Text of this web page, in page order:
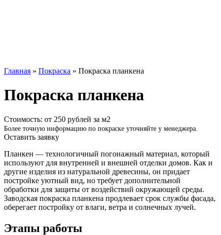
Главная » Покраска » Покраска планкена
Покраска планкена
Стоимость: от 250 рублей за м2
Более точную информацию по покраске уточняйте у менеджера.
Оставить заявку
Планкен — технологичный погонажный материал, который
используют для внутренней и внешней отделки домов. Как и
другие изделия из натуральной древесины, он придает
постройке уютный вид, но требует дополнительной
обработки для защиты от воздействий окружающей среды.
Заводская покраска планкена продлевает срок службы фасада,
оберегает постройку от влаги, ветра и солнечных лучей.
Этапы работы